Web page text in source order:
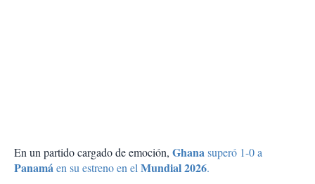
En un partido cargado de emoción, Ghanasuperó 1-0 a
Panamáen su estreno en elMundial 2026.